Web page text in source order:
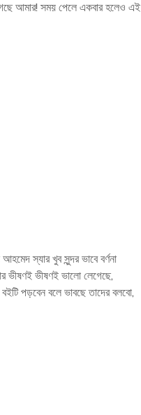
আমার! সময় পেলে একবার হলেও এই
স্যার খুব সুন্দর ভাবে বর্ণনা
ভীষণই ভীষণই ভালো লেগেছে,
পড়বেন বলে ভাবছে তাদের বলবো,